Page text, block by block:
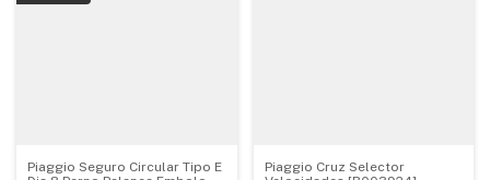
Piaggio Seguro Circular Tipo E
Piaggio Cruz Selector